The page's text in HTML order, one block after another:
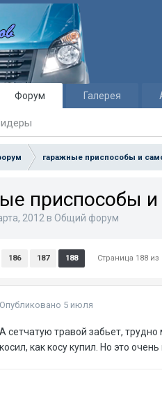
Форум Галерея
гаражные приспособы и
приспособы
2012 в Общий форум
186 187 188 Страница 188 из
Опубликовано 5 июля
А сетчатую травой забьет,
косил, как косу купил. Но это